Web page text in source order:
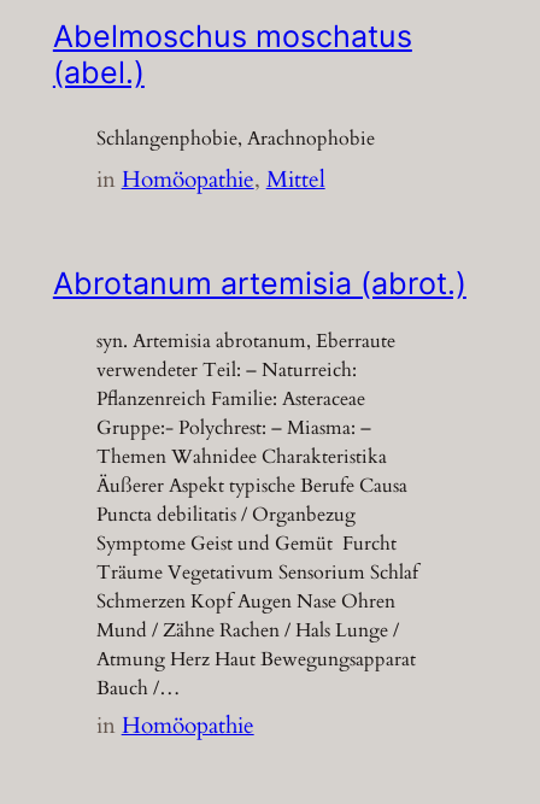
Abelmoschus moschatus
(abel.)
Schlangenphobie, Arachnophobie
inHomöopathie, Mittel
Abrotanum artemisia (abrot.)
syn. Artemisia abrotanum, Eberraute
verwendeter Teil: – Naturreich:
Pflanzenreich Familie: Asteraceae
Gruppe:- Polychrest: – Miasma: –
Themen Wahnidee Charakteristika
Äußerer Aspekt typische Berufe Causa
Puncta debilitatis / Organbezug
Symptome Geist und Gemüt Furcht
Träume Vegetativum Sensorium Schlaf
Schmerzen Kopf Augen Nase Ohren
Mund / Zähne Rachen / Hals Lunge /
Atmung Herz Haut Bewegungsapparat
Bauch /…
inHomöopathie